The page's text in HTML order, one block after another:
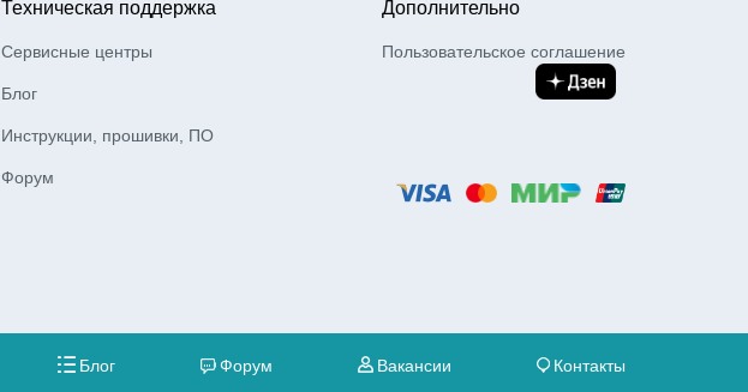
Техническая поддержка
Сервисные центры
Блог
Инструкции, прошивки, ПО
Форум
Дополнительно
Пользовательское соглашение
Блог Форум Вакансии Контакты